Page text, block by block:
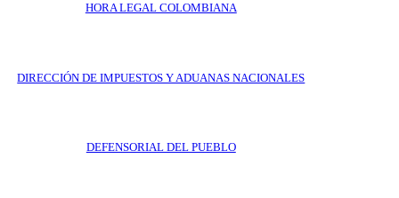
HORA LEGAL COLOMBIANA
DIRECCIÓN DE IMPUESTOS Y ADUANAS NACIONALES
DEFENSORIAL DEL PUEBLO